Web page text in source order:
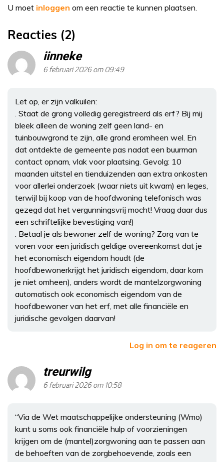
U moet inloggen om een reactie te kunnen plaatsen.
Reacties (2)
iinneke
6 februari 2026 om 09:49
Let op, er zijn valkuilen:
. Staat de grong volledig geregistreerd als erf? Bij mij
bleek alleen de woning zelf geen land- en
tuinbouwgrond te zijn, alle grond eromheen wel. En
dat ontdekte de gemeente pas nadat een buurman
contact opnam, vlak voor plaatsing. Gevolg: 10
maanden uitstel en tienduizenden aan extra onkosten
voor allerlei onderzoek (waar niets uit kwam) en leges,
terwijl bij koop van de hoofdwoning telefonisch was
gezegd dat het vergunningsvrij mocht! Vraag daar dus
een schriftelijke bevestiging van!)
. Betaal je als bewoner zelf de woning? Zorg van te
voren voor een juridisch geldige overeenkomst dat je
het economisch eigendom houdt (de
hoofdbewonerkrijgt het juridisch eigendom, daar kom
je niet omheen), anders wordt de mantelzorgwoning
automatisch ook economisch eigendom van de
hoofdbewoner van het erf, met alle financiële en
juridische gevolgen daarvan!
Log in om te reageren
treurwilg
6 februari 2026 om 10:58
“Via de Wet maatschappelijke ondersteuning (Wmo)
kunt u soms ook financiële hulp of voorzieningen
krijgen om de (mantel)zorgwoning aan te passen aan
de behoeften van de zorgbehoevende, zoals een